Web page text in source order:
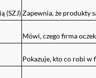
(SZJ)Zapewnia, że ​​produkty
Mówi, czego firma
Pokazuje, kto co robi w